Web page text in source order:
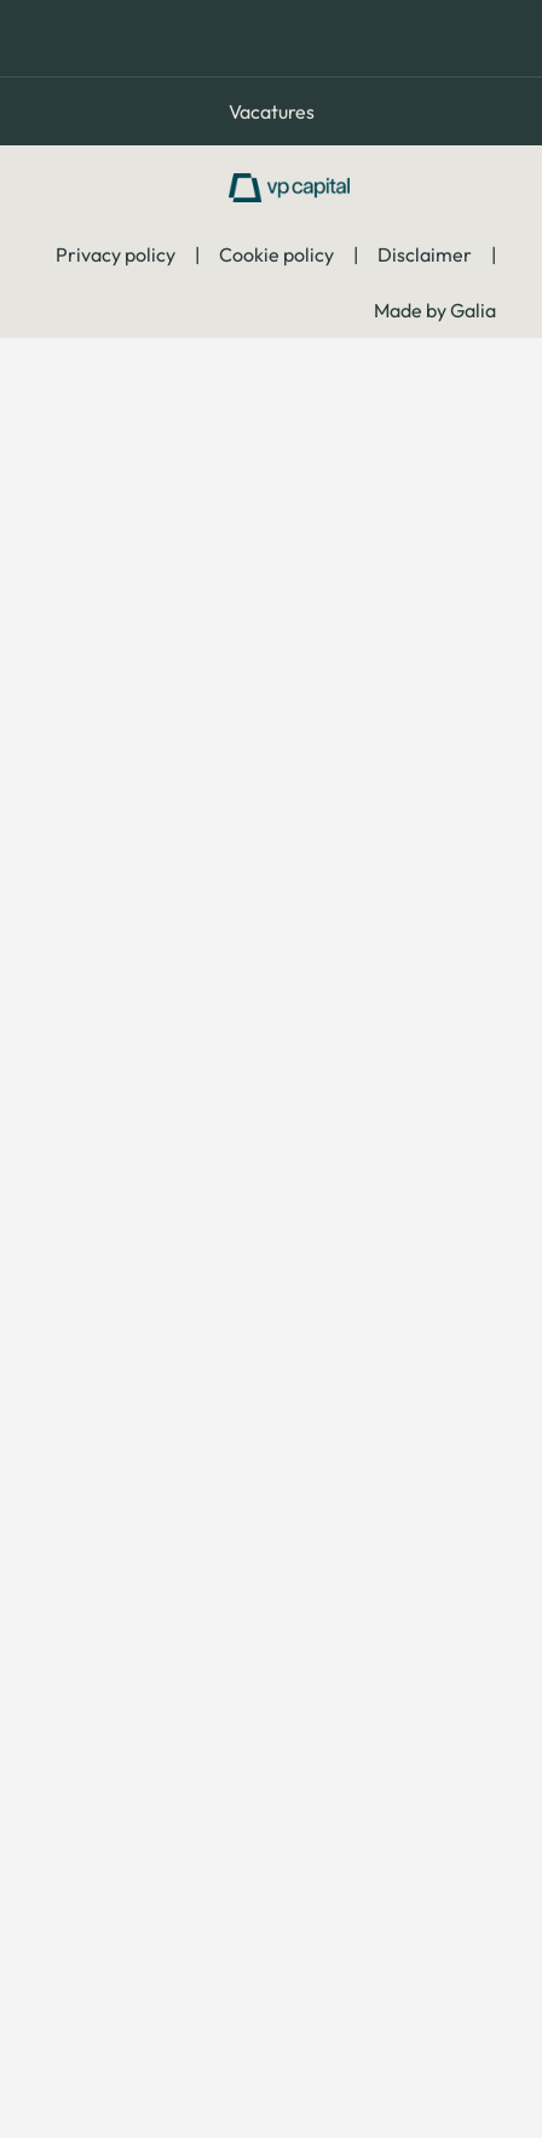
Vacatures
Privacy policy | Cookie policy | Disclaimer |
Made by Galia